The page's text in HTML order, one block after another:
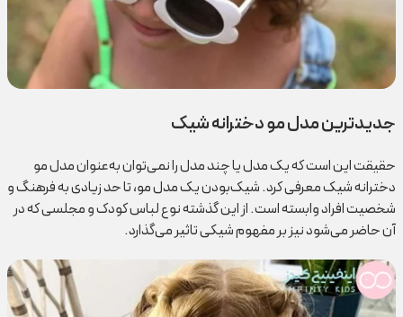
جدیدترین مدل مو دخترانه شیک
حقیقت این است که یک مدل یا چند مدل را نمی‌توان به‌عنوان مدل مو
دخترانه شیک معرفی کرد. شیک‌بودن یک مدل مو، تا حد زیادی به فرهنگ و
شخصیت افراد وابسته است. از این گذشته نوع لباس کودک و مجلسی که در
آن حاضر می‌شود نیز بر مفهوم شیکی تاثیر می‌گذارد.